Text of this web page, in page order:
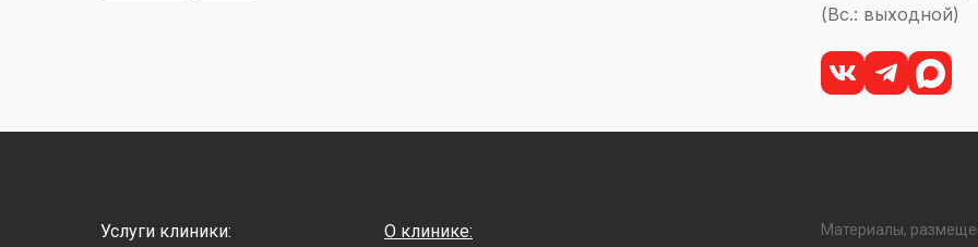
(Вс.: выходной)
Услуги клиники: О клинике:
Материалы,